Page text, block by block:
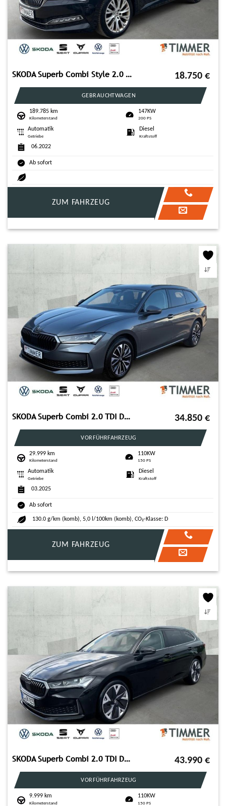
SKODA Superb Combi Style 2.0 TDI 147KW (199PS) DSG*AHK 18.750 €
GEBRAUCHTWAGEN
189.785 km
Kilometerstand
147KW
200 PS
Automatik
Getriebe
Diesel
Kraftstoff
06.2022
Ab sofort
ZUM FAHRZEUG
SKODA Superb Combi 2.0 TDI DSG SELECTION *AHK *HuD *MA 34.850 €
VORFÜHRFAHRZEUG
29.999 km
Kilometerstand
110KW
150 PS
Automatik
Getriebe
Diesel
Kraftstoff
03.2025
Ab sofort
130.0 g/km (komb), 5,0 l/100km (komb), CO₂-Klasse: D
ZUM FAHRZEUG
SKODA Superb Combi 2.0 TDI DSG Selection 43.990 €
VORFÜHRFAHRZEUG
9.999 km
Kilometerstand
110KW
150 PS